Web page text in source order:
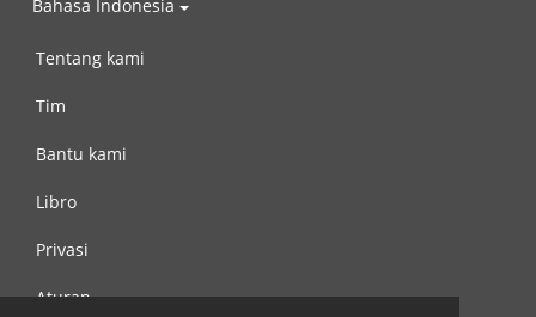
Bahasa Indonesia
Tentang kami
Tim
Bantu kami
Libro
Privasi
Aturan